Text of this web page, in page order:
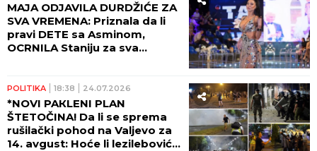
MAJA ODJAVILA DURDŽIĆE ZA
SVA VREMENA: Priznala da li
pravi DETE sa Asminom,
OCRNILA Staniju za sva
POLITIKA 18:38 24.07.2026
*NOVI PAКLENI PLAN
ŠTETOČINA! Da li se sprema
rušilački pohod na Valjevo za
14. avgust: Hoće li lezilebovići i